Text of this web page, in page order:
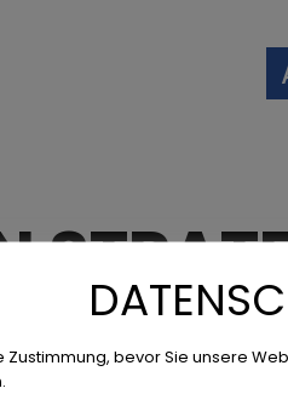
Zustimmung, bevor Sie unsere